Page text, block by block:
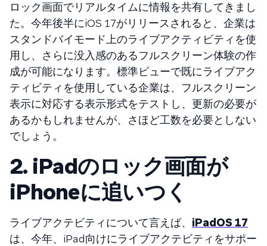
ロック画面でリアルタイムに情報を共有してきまし
た。今年後半にiOS 17がリリースされると、企業は
スタンドバイモード上のライブアクティビティを使
用し、さらに没入感のあるフルスクリーン体験の作
成が可能になります。標準ビューで既にライブアク
ティビティを使用している企業は、フルスクリーン
表示に対応する表示形式をテストし、更新の必要が
あるかもしれませんが、さほど工数を必要としない
でしょう。
2. iPadのロック画面が
iPhoneに追いつく
ライブアクテビティについて言えば、 iPadOS 17
は、今年、iPad向けにライブアクテビティをサポー